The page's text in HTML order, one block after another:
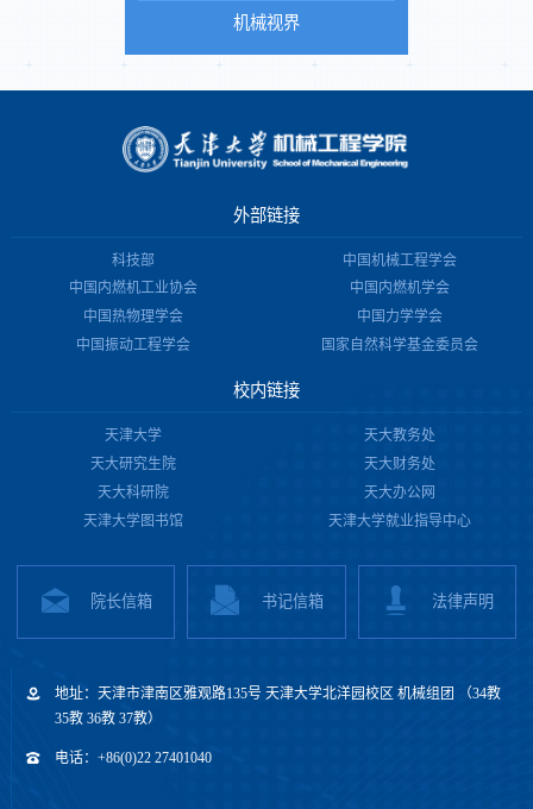
机械视界
外部链接
科技部
中国机械工程学会
中国内燃机工业协会
中国内燃机学会
中国热物理学会
中国力学学会
中国振动工程学会
国家自然科学基金委员会
校内链接
天津大学
天大教务处
天大研究生院
天大财务处
天大科研院
天大办公网
天津大学图书馆
天津大学就业指导中心
院长信箱 书记信箱 法律声明
地址：天津市津南区雅观路135号 天津大学北洋园校区 机械组团 （34教
35教 36教 37教）
电话：+86(0)22 27401040